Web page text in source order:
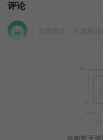
评论
当前暂无